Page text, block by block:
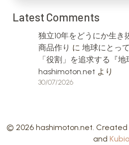
Latest Comments
独立10年をどうにか生
商品作り に 地球にとっ
「役割」を追求する『
hashimoton.net より
30/07/2026
© 2026 hashimoton.net. Created
and Kubio